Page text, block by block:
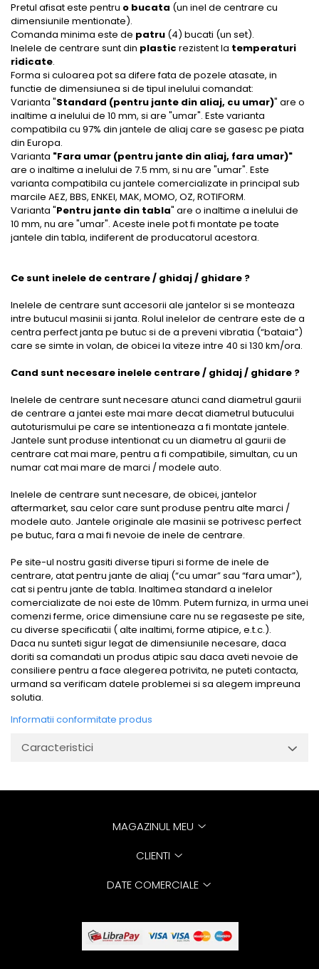
Pretul afisat este pentru o bucata (un inel de centrare cu
dimensiunile mentionate).
Comanda minima este de patru (4) bucati (un set).
Inelele de centrare sunt din plastic rezistent la temperaturi
ridicate.
Forma si culoarea pot sa difere fata de pozele atasate, in
functie de dimensiunea si de tipul inelului comandat:
Varianta "Standard (pentru jante din aliaj, cu umar)" are o
inaltime a inelului de 10 mm, si are "umar". Este varianta
compatibila cu 97% din jantele de aliaj care se gasesc pe piata
din Europa.
Varianta "Fara umar (pentru jante din aliaj, fara umar)"
are o inaltime a inelului de 7.5 mm, si nu are "umar". Este
varianta compatibila cu jantele comercializate in principal sub
marcile AEZ, BBS, ENKEI, MAK, MOMO, OZ, ROTIFORM.
Varianta "Pentru jante din tabla" are o inaltime a inelului de
10 mm, nu are "umar". Aceste inele pot fi montate pe toate
jantele din tabla, indiferent de producatorul acestora.
Ce sunt inelele de centrare / ghidaj / ghidare ?
Inelele de centrare sunt accesorii ale jantelor si se monteaza
intre butucul masinii si janta. Rolul inelelor de centrare este de a
centra perfect janta pe butuc si de a preveni vibratia (“bataia”)
care se simte in volan, de obicei la viteze intre 40 si 130 km/ora.
Cand sunt necesare inelele centrare / ghidaj / ghidare ?
Inelele de centrare sunt necesare atunci cand diametrul gaurii
de centrare a jantei este mai mare decat diametrul butucului
autoturismului pe care se intentioneaza a fi montate jantele.
Jantele sunt produse intentionat cu un diametru al gaurii de
centrare cat mai mare, pentru a fi compatibile, simultan, cu un
numar cat mai mare de marci / modele auto.
Inelele de centrare sunt necesare, de obicei, jantelor
aftermarket, sau celor care sunt produse pentru alte marci /
modele auto. Jantele originale ale masinii se potrivesc perfect
pe butuc, fara a mai fi nevoie de inele de centrare.
Pe site-ul nostru gasiti diverse tipuri si forme de inele de
centrare, atat pentru jante de aliaj (“cu umar” sau “fara umar”),
cat si pentru jante de tabla. Inaltimea standard a inelelor
comercializate de noi este de 10mm. Putem furniza, in urma unei
comenzi ferme, orice dimensiune care nu se regaseste pe site,
cu diverse specificatii ( alte inaltimi, forme atipice, e.t.c.).
Daca nu sunteti sigur legat de dimensiunile necesare, daca
doriti sa comandati un produs atipic sau daca aveti nevoie de
consiliere pentru a face alegerea potrivita, ne puteti contacta,
urmand sa verificam datele problemei si sa alegem impreuna
solutia.
Informatii conformitate produs
Caracteristici
MAGAZINUL MEU
CLIENTI
DATE COMERCIALE